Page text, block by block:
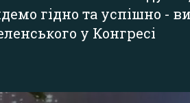
гідно та успішно -
у Конгресі